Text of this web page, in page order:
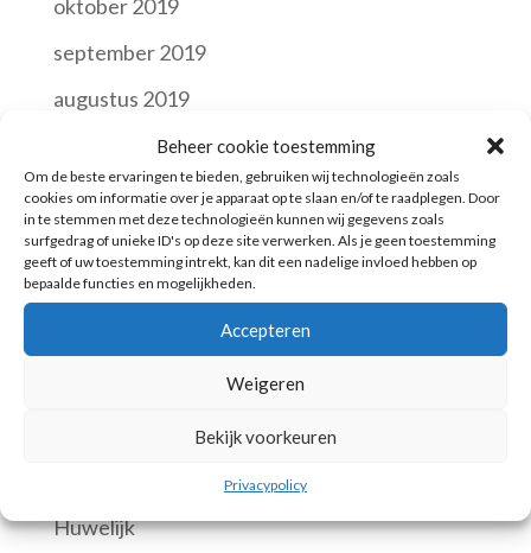
Beheer cookie toestemming
Om de beste ervaringen te bieden, gebruiken wij technologieën zoals
cookies om informatie over je apparaat op te slaan en/of te raadplegen. Door
in te stemmen met deze technologieën kunnen wij gegevens zoals
surfgedrag of unieke ID's op deze site verwerken. Als je geen toestemming
geeft of uw toestemming intrekt, kan dit een nadelige invloed hebben op
bepaalde functies en mogelijkheden.
Accepteren
Weigeren
Bekijk voorkeuren
Privacypolicy
oktober 2019
september 2019
augustus 2019
juni 2019
mei 2019
maart 2019
Huwelijk